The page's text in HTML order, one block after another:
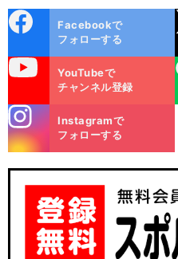
ok
Facebookで
フォローする
YouTubeで
チャンネル登録
LINE
m
Instagramで
フォローする